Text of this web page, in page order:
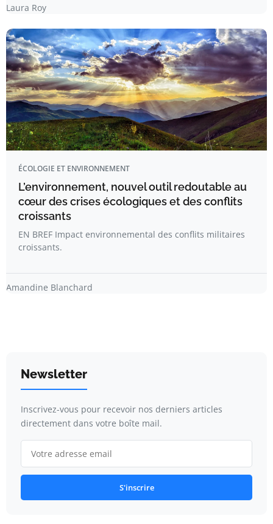
Laura Roy
ÉCOLOGIE ET ENVIRONNEMENT
L’environnement, nouvel outil redoutable au
cœur des crises écologiques et des conflits
croissants
EN BREF Impact environnemental des conflits militaires
croissants.
Amandine Blanchard
Newsletter
Inscrivez-vous pour recevoir nos derniers articles
directement dans votre boîte mail.
S'inscrire